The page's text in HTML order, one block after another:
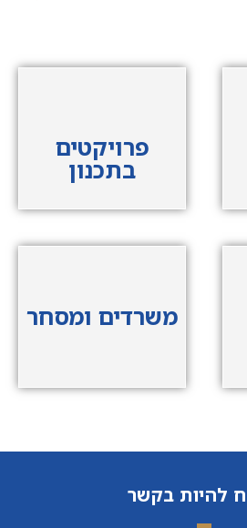
פרויקטים
בתכנון
משרדים ומסחר
להיות בקשר